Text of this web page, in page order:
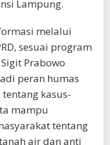
Lampung.
melalui
sesuai program
Prabowo
peran humas
kasus-
mampu
tentang
air dan anti